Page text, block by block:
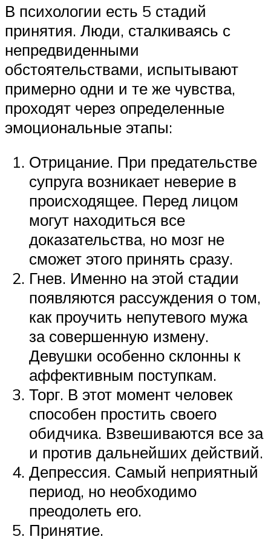
В психологии есть 5 стадий
принятия. Люди, сталкиваясь с
непредвиденными
обстоятельствами, испытывают
примерно одни и те же чувства,
проходят через определенные
эмоциональные этапы:
Отрицание. При предательстве
супруга возникает неверие в
происходящее. Перед лицом
могут находиться все
доказательства, но мозг не
сможет этого принять сразу.
Гнев. Именно на этой стадии
появляются рассуждения о том,
как проучить непутевого мужа
за совершенную измену.
Девушки особенно склонны к
аффективным поступкам.
Торг. В этот момент человек
способен простить своего
обидчика. Взвешиваются все за
и против дальнейших действий.
Депрессия. Самый неприятный
период, но необходимо
преодолеть его.
Принятие.